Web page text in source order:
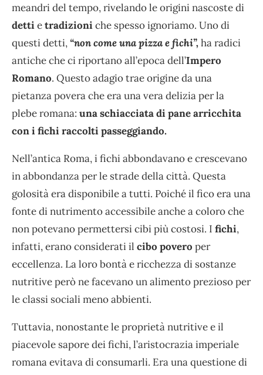
meandri del tempo, rivelando le origini nascoste di
dettietradizioniche spesso ignoriamo. Uno di
questi detti, “non come una pizza e fichi”,ha radici
antiche che ci riportano all’epoca dell’Impero
Romano. Questo adagio trae origine da una
pietanza povera che era una vera delizia per la
plebe romana: una schiacciata di pane arricchita
con i fichi raccolti passeggiando.
Nell’antica Roma, i fichi abbondavano e crescevano
in abbondanza per le strade della città. Questa
golosità era disponibile a tutti. Poiché il fico era una
fonte di nutrimento accessibile anche a coloro che
non potevano permettersi cibi più costosi. I fichi,
infatti, erano considerati il cibo povero per
eccellenza. La loro bontà e ricchezza di sostanze
nutritive però ne facevano un alimento prezioso per
le classi sociali meno abbienti.
Tuttavia, nonostante le proprietà nutritive e il
piacevole sapore dei fichi, l’aristocrazia imperiale
romana evitava di consumarli. Era una questione di